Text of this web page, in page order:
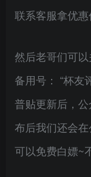
联系客服拿优惠
然后老哥们可以
备用号： “杯友
普贴更新后，
布后我们还会
可以免费白嫖~